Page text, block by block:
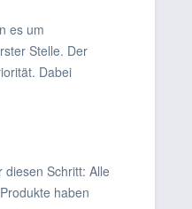
es um
Stelle. Der
Dabei
Schritt: Alle
haben